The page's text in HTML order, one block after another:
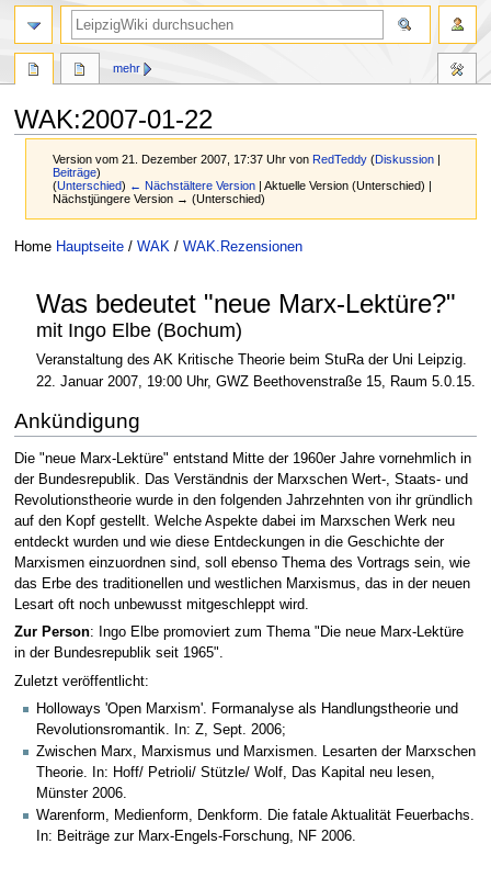
WAK:2007-01-22
Version vom 21. Dezember 2007, 17:37 Uhr vonRedTeddy (Diskussion |
Beiträge)
(Unterschied) ← Nächstältere Version | Aktuelle Version (Unterschied) |
Nächstjüngere Version → (Unterschied)
Zur
Zur
Home Hauptseite/ WAK/ WAK.Rezensionen
Was bedeutet "neue Marx-Lektüre?"
mit Ingo Elbe (Bochum)
Veranstaltung des AK Kritische Theorie beim StuRa der Uni Leipzig.
22. Januar 2007, 19:00 Uhr, GWZ Beethovenstraße 15, Raum 5.0.15.
Ankündigung
Die "neue Marx-Lektüre" entstand Mitte der 1960er Jahre vornehmlich in
der Bundesrepublik. Das Verständnis der Marxschen Wert-, Staats- und
Revolutionstheorie wurde in den folgenden Jahrzehnten von ihr gründlich
auf den Kopf gestellt. Welche Aspekte dabei im Marxschen Werk neu
entdeckt wurden und wie diese Entdeckungen in die Geschichte der
Marxismen einzuordnen sind, soll ebenso Thema des Vortrags sein, wie
das Erbe des traditionellen und westlichen Marxismus, das in der neuen
Lesart oft noch unbewusst mitgeschleppt wird.
Zur Person: Ingo Elbe promoviert zum Thema "Die neue Marx-Lektüre
in der Bundesrepublik seit 1965".
Zuletzt veröffentlicht:
Holloways 'Open Marxism'. Formanalyse als Handlungstheorie und
Revolutionsromantik. In: Z, Sept. 2006;
Zwischen Marx, Marxismus und Marxismen. Lesarten der Marxschen
Theorie. In: Hoff/ Petrioli/ Stützle/ Wolf, Das Kapital neu lesen,
Münster 2006.
Warenform, Medienform, Denkform. Die fatale Aktualität Feuerbachs.
In: Beiträge zur Marx-Engels-Forschung, NF 2006.
mehr